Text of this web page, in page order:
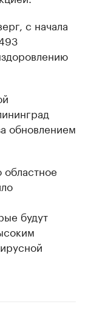
с начала
обновлением
областное
будут